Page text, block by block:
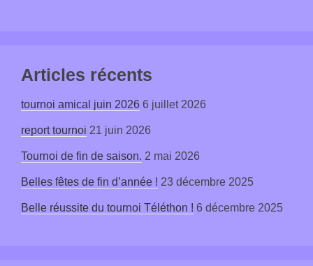
Articles récents
tournoi amical juin 2026 6 juillet 2026
report tournoi 21 juin 2026
Tournoi de fin de saison. 2 mai 2026
Belles fêtes de fin d’année ! 23 décembre 2025
Belle réussite du tournoi Téléthon ! 6 décembre 2025